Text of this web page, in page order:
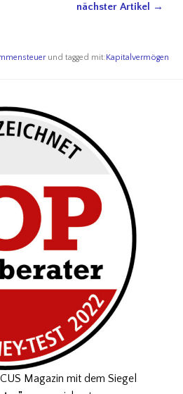
nächster Artikel →
und tagged mit:Kapitalvermögen
Magazin mit dem Siegel